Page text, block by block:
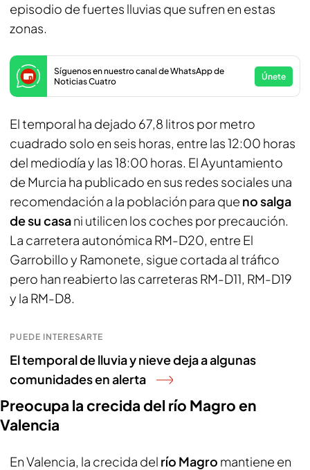
episodio de fuertes lluvias que sufren en estas
zonas.
Síguenos en nuestro canal de WhatsApp de
Noticias Cuatro
Únete
El temporal ha dejado 67,8 litros por metro
cuadrado solo en seis horas, entre las 12:00 horas
del mediodía y las 18:00 horas. El Ayuntamiento
de Murcia ha publicado en sus redes sociales una
recomendación a la población para que no salga
de su casani utilicen los coches por precaución.
La carretera autonómica RM-D20, entre El
Garrobillo y Ramonete, sigue cortada al tráfico
pero han reabierto las carreteras RM-D11, RM-D19
y la RM-D8.
PUEDE INTERESARTE
El temporal de lluvia y nieve deja a algunas
comunidades en alerta
Preocupa la crecida del río Magro en
Valencia
En Valencia, la crecida del río Magro mantiene en